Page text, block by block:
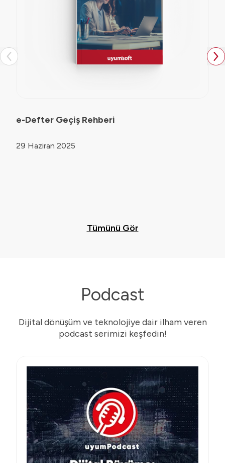
e-Defter Geçiş Rehberi
29 Haziran 2025
Tümünü Gör
Podcast
Dijital dönüşüm ve teknolojiye dair ilham veren
podcast serimizi keşfedin!